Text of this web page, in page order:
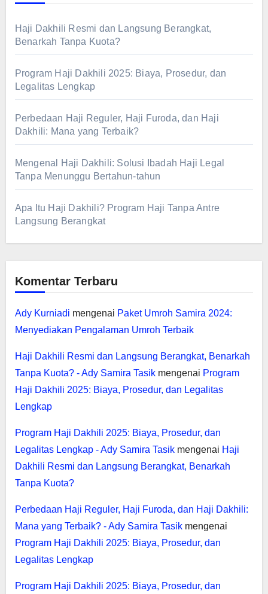
Haji Dakhili Resmi dan Langsung Berangkat,
Benarkah Tanpa Kuota?
Program Haji Dakhili 2025: Biaya, Prosedur, dan
Legalitas Lengkap
Perbedaan Haji Reguler, Haji Furoda, dan Haji
Dakhili: Mana yang Terbaik?
Mengenal Haji Dakhili: Solusi Ibadah Haji Legal
Tanpa Menunggu Bertahun-tahun
Apa Itu Haji Dakhili? Program Haji Tanpa Antre
Langsung Berangkat
Komentar Terbaru
Ady Kurniadi mengenai Paket Umroh Samira 2024:
Menyediakan Pengalaman Umroh Terbaik
Haji Dakhili Resmi dan Langsung Berangkat, Benarkah
Tanpa Kuota? - Ady Samira Tasikmengenai Program
Haji Dakhili 2025: Biaya, Prosedur, dan Legalitas
Lengkap
Program Haji Dakhili 2025: Biaya, Prosedur, dan
Legalitas Lengkap - Ady Samira Tasikmengenai Haji
Dakhili Resmi dan Langsung Berangkat, Benarkah
Tanpa Kuota?
Perbedaan Haji Reguler, Haji Furoda, dan Haji Dakhili:
Mana yang Terbaik? - Ady Samira Tasikmengenai
Program Haji Dakhili 2025: Biaya, Prosedur, dan
Legalitas Lengkap
Program Haji Dakhili 2025: Biaya, Prosedur, dan